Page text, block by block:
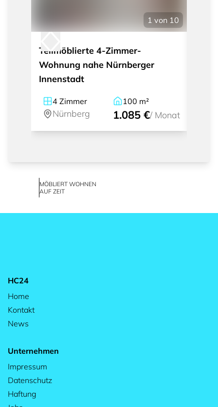
1 von 10
Teilmöblierte 4-Zimmer-
Wohnung nahe Nürnberger
Innenstadt
4 Zimmer
Nürnberg
100 m²
1.085 €/ Monat
MÖBLIERT WOHNEN
AUF ZEIT
HC24
Home
Kontakt
News
Unternehmen
Impressum
Datenschutz
Haftung